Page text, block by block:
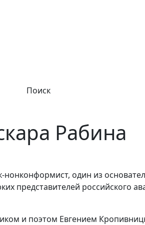
Поиск
Рабина
один из
представителей российского
и поэтом Евгением